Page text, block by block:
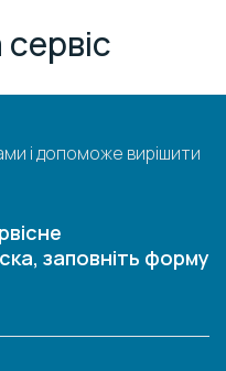
і допоможе вирішити
заповніть форму